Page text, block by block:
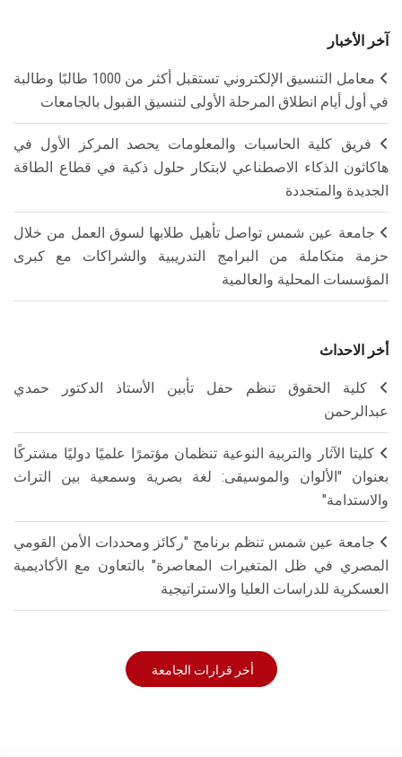
آخر الأخبار
معامل التنسيق الإلكتروني تستقبل أكثر من 1000 طالبًا وطالبة
في أول أيام انطلاق المرحلة الأولى لتنسيق القبول بالجامعات
فريق كلية الحاسبات والمعلومات يحصد المركز الأول في
هاكاثون الذكاء الاصطناعي لابتكار حلول ذكية في قطاع الطاقة
الجديدة والمتجددة
جامعة عين شمس تواصل تأهيل طلابها لسوق العمل من خلال
حزمة متكاملة من البرامج التدريبية والشراكات مع كبرى
المؤسسات المحلية والعالمية
أخر الاحداث
كلية الحقوق تنظم حفل تأبين الأستاذ الدكتور حمدي
عبدالرحمن
كليتا الآثار والتربية النوعية تنظمان مؤتمرًا علميًا دوليًا مشتركًا
بعنوان "الألوان والموسيقى: لغة بصرية وسمعية بين التراث
والاستدامة"
جامعة عين شمس تنظم برنامج "ركائز ومحددات الأمن القومي
المصري في ظل المتغيرات المعاصرة" بالتعاون مع الأكاديمية
العسكرية للدراسات العليا والاستراتيجية
أخر قرارات الجامعة